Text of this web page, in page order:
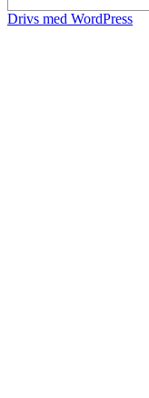
Drivs med WordPress